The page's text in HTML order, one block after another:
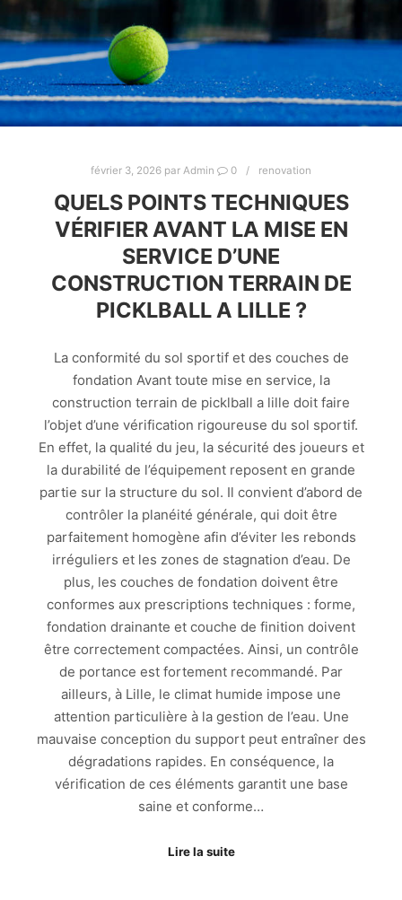
février 3, 2026 par Admin 0 renovation
QUELS POINTS TECHNIQUES
VÉRIFIER AVANT LA MISE EN
SERVICE D’UNE
CONSTRUCTION TERRAIN DE
PICKLBALL A LILLE ?
La conformité du sol sportif et des couches de
fondation Avant toute mise en service, la
construction terrain de picklball a lille doit faire
l’objet d’une vérification rigoureuse du sol sportif.
En effet, la qualité du jeu, la sécurité des joueurs et
la durabilité de l’équipement reposent en grande
partie sur la structure du sol. Il convient d’abord de
contrôler la planéité générale, qui doit être
parfaitement homogène afin d’éviter les rebonds
irréguliers et les zones de stagnation d’eau. De
plus, les couches de fondation doivent être
conformes aux prescriptions techniques : forme,
fondation drainante et couche de finition doivent
être correctement compactées. Ainsi, un contrôle
de portance est fortement recommandé. Par
ailleurs, à Lille, le climat humide impose une
attention particulière à la gestion de l’eau. Une
mauvaise conception du support peut entraîner des
dégradations rapides. En conséquence, la
vérification de ces éléments garantit une base
saine et conforme…
Lire la suite